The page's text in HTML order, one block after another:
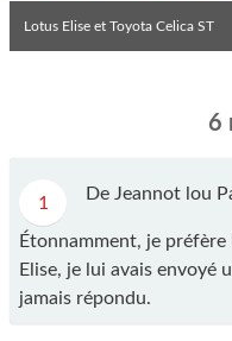
Lotus Elise et Toyota Celica ST
6
1 De Jeannot lou
Étonnamment, je préfère
Elise, je lui avais envoyé
jamais répondu.